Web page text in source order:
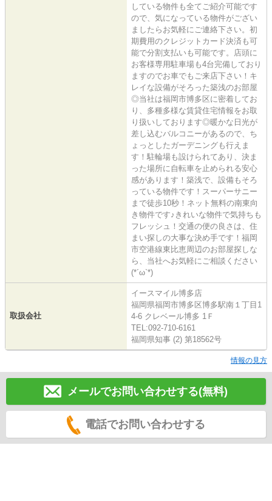
している物件も全てご紹介可能です
ので、気になっている物件がござい
ましたらお気軽にご連絡下さい。初
期費用のクレジットカード決済も可
能で分割支払いも可能です。店頭に
お客様専用駐車場も4台完備しており
ますのでお車でもご来店下さい！キ
レイな設備がそろった築浅のお部屋
◎当社は福岡市博多区に密着してお
り、多種多様な賃貸住宅情報をお取
り扱いしております◎暖かな日光が
差し込むバルコニーがあるので、ち
ょっとしたガーデニングも行えま
す！駐輪場も設けられてあり、決ま
った場所に自転車を止められる安心
感があります！築浅で、設備もそろ
っている物件です！スーパーサニー
まで徒歩10秒！ネット無料の南東向
き物件です♪きれいな物件で気持ちも
フレッシュ！交通の便の良さは、住
まい探しの大事な決め手です！福岡
市空港線東比恵周辺のお部屋探しな
ら、当社へお気軽にご相談ください
(*´ω`*)
取扱会社
イースマイル博多店
福岡県福岡市博多区博多駅南１丁目1
4-6 クレベール博多 1Ｆ
TEL:092-710-6161
福岡県知事 (2) 第18562号
情報の見方
メールでお問い合わせする(無料)
電話でお問い合わせする